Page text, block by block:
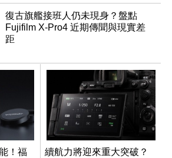
復古旗艦接班人仍未現身？盤點
Fujifilm X-Pro4 近期傳聞與現實差
距
！福
續航力將迎來重大突破？